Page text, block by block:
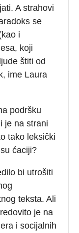
A strahovi
se
i
koji
štiti od
ime Laura
podršku
je na strani
tako leksički
ćaciji?
bi utrošiti
teksta. Ali
je na
i socijalnih